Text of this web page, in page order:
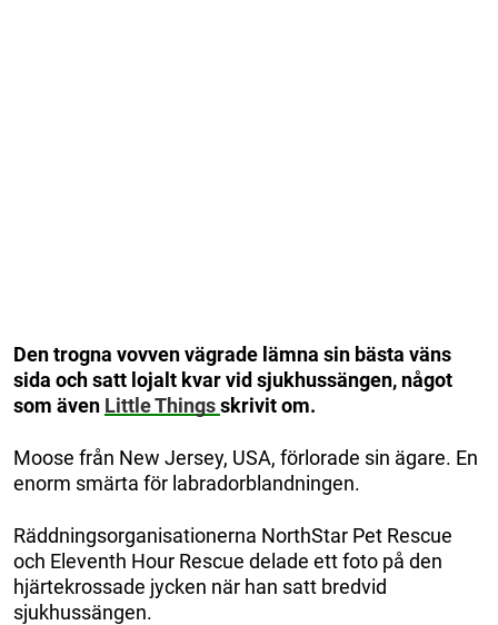
Den trogna vovven vägrade lämna sin bästa väns
sida och satt lojalt kvar vid sjukhussängen, något
som även LittleThingsskrivit om.
Moose från New Jersey, USA, förlorade sin ägare. En
enorm smärta för labradorblandningen.
Räddningsorganisationerna NorthStar Pet Rescue
och Eleventh Hour Rescue delade ett foto på den
hjärtekrossade jycken när han satt bredvid
sjukhussängen.